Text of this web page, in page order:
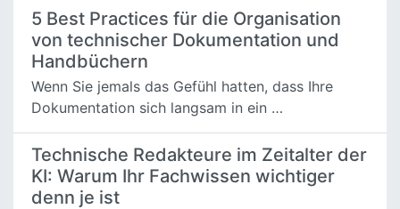
5 Best Practices für die Organisation
von technischer Dokumentation und
Handbüchern
Wenn Sie jemals das Gefühl hatten, dass Ihre
Dokumentation sich langsam in ein …
Technische Redakteure im Zeitalter der
KI: Warum Ihr Fachwissen wichtiger
denn je ist